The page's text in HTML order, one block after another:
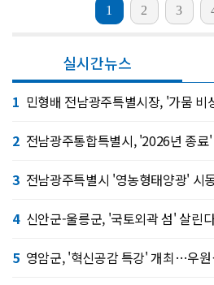
1 2 3
실시간뉴스
1 민형배 전남광주특별시장, '가뭄 비
2 전남광주통합특별시, '2026년 종료
3 전남광주특별시 '영농형태양광' 시
4 신안군-울릉군, '국토외곽 섬' 살린
5 영암군, '혁신공감 특강' 개최…우원